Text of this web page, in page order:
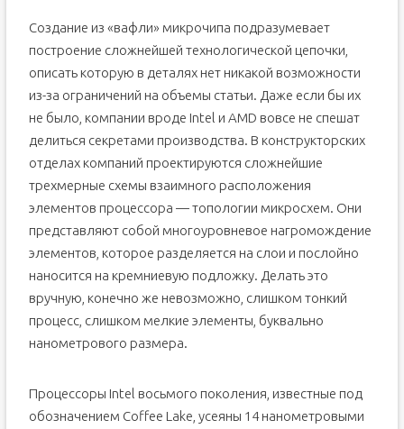
Создание из «вафли» микрочипа подразумевает
построение сложнейшей технологической цепочки,
описать которую в деталях нет никакой возможности
из-за ограничений на объемы статьи. Даже если бы их
не было, компании вроде Intel и AMD вовсе не спешат
делиться секретами производства. В конструкторских
отделах компаний проектируются сложнейшие
трехмерные схемы взаимного расположения
элементов процессора — топологии микросхем. Они
представляют собой многоуровневое нагромождение
элементов, которое разделяется на слои и послойно
наносится на кремниевую подложку. Делать это
вручную, конечно же невозможно, слишком тонкий
процесс, слишком мелкие элементы, буквально
нанометрового размера.
Процессоры Intel восьмого поколения, известные под
обозначением Coffee Lake, усеяны 14 нанометровыми